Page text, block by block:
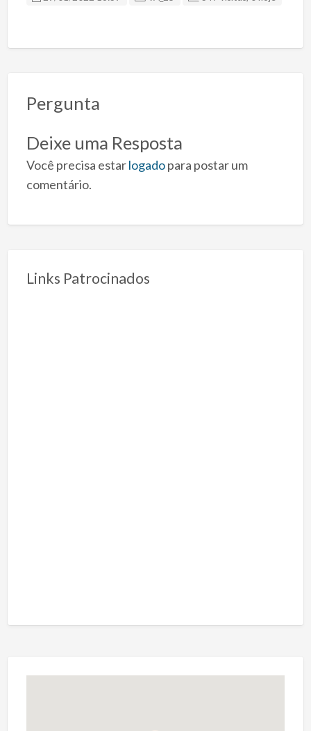
Pergunta
Deixe uma Resposta
Você precisa estarlogadopara postar um
comentário.
Links Patrocinados